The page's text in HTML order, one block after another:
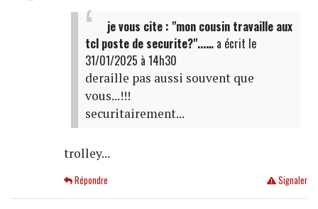
je vous cite : "mon cousin travaille aux
tcl poste de securite?"...…a écrit le
31/01/2025 à 14h30
deraille pas aussi souvent que
vous...!!!
securitairement...
trolley...
Signaler
Répondre